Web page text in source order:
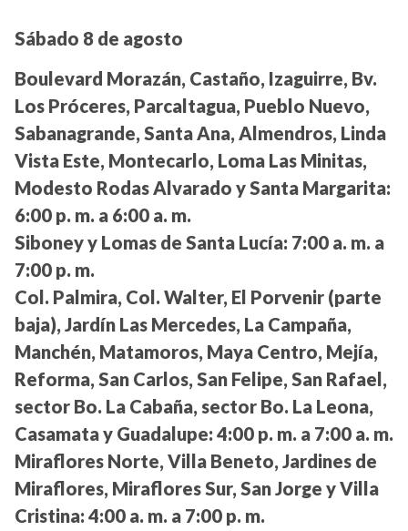
Sábado 8 de agosto
Boulevard Morazán, Castaño, Izaguirre, Bv.
Los Próceres, Parcaltagua, Pueblo Nuevo,
Sabanagrande, Santa Ana, Almendros, Linda
Vista Este, Montecarlo, Loma Las Minitas,
Modesto Rodas Alvarado y Santa Margarita:
6:00 p. m. a 6:00 a. m.
Siboney y Lomas de Santa Lucía: 7:00 a. m. a
7:00 p. m.
Col. Palmira, Col. Walter, El Porvenir (parte
baja), Jardín Las Mercedes, La Campaña,
Manchén, Matamoros, Maya Centro, Mejía,
Reforma, San Carlos, San Felipe, San Rafael,
sector Bo. La Cabaña, sector Bo. La Leona,
Casamata y Guadalupe: 4:00 p. m. a 7:00 a. m.
Miraflores Norte, Villa Beneto, Jardines de
Miraflores, Miraflores Sur, San Jorge y Villa
Cristina: 4:00 a. m. a 7:00 p. m.